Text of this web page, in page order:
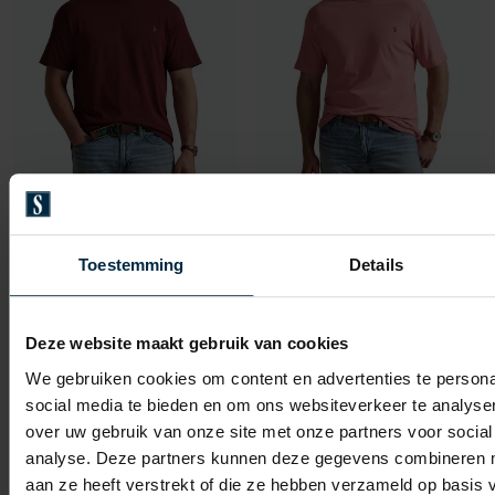
Toestemming Details
Deze website maakt gebruik van cookies
We gebruiken cookies om content en advertenties te
social media te bieden en om ons websiteverkeer te
over uw gebruik van onze site met onze partners voor
analyse. Deze partners kunnen deze gegevens combineren
aan ze heeft verstrekt of die ze hebben verzameld op basis
Polo Ralph Lauren
t-shirt rood Big & Tall
Polo Ralph Lauren
t-shirt roze Big & Tall
Toevoegen aan favorieten